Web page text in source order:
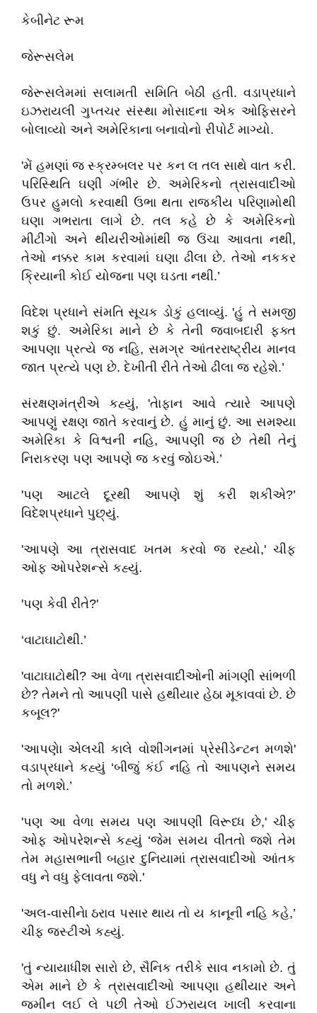
કેબીનેટ રૂમ
જેરૂસલેમ
જેરૂસલેમમાં સલામતી સમિતિ બેઠી હતી. વડાપ્રધાને
ઇઝરાયલી ગુપ્તચર સંસ્થા મોસાદના એક ઓફિસરને
બોલાવ્યો અને અમેરિકાના બનાવોનો રીપોર્ટ માગ્યો.
'મેં હમણાં જ સ્ક્રમ્બલર પર કન લ તલ સાથે વાત કરી.
પરિસ્થિતિ ઘણી ગંભીર છે. અમેરિકનો ત્રાસવાદીઓ
ઉપર હુમલો કરવાથી ઉભા થતા રાજકીય પરિણામોથી
ઘણા ગભરાતા લાગે છે. તલ કહે છે કે અમેરિકનો
મીટીંગો અને થીયરીઓમાંથી જ ઉંચા આવતા નથી,
તેઓ નક્કર કામ કરવામાં ઘણા ઢીલા છે. તેઓ નકકર
ક્રિયાની કોઈ યોજના પણ ઘડતા નથી.’
વિદેશ પ્રધાને સંમતિ સૂચક ડોકું હલાવ્યું. 'હું તે સમજી
શકું છું. અમેરિકા માને છે કે તેની જવાબદારી ફક્ત
આપણા પ્રત્યે જ નહિ, સમગ્ર આંતરરાષ્ટ્રીય માનવ
જાત પ્રત્યે પણ છે. દેખીતી રીતે તેઓ ઢીલા જ રહેશે.’
સંરક્ષણમંત્રીએ કહ્યું, 'તેાફાન આવે ત્યારે આપણે
આપણું રક્ષણ જાતે કરવાનું છે. હું માનું છું. આ સમશ્યા
અમેરિકા કે વિશ્વની નહિ, આપણી જ છે તેથી તેનું
નિરાકરણ પણ આપણે જ કરવું જોઇએ.’
'પણ આટલે દૂરથી આપણે શું કરી શકીએ?’
વિદેશપ્રધાને પુછ્યું.
'આપણે આ ત્રાસવાદ ખતમ કરવો જ રહ્યો,' ચીફ
ઓફ ઓપરેશન્સે કહ્યું.
'પણ ‌કેવી રીતે?'
‘વાટાઘાટોથી.’
'વાટાઘાટોથી? આ વેળા ત્રાસવાદીઓની માંગણી સાંભળી
છે? તેમને તો આપણી પાસે હથીયાર હેઠા મૂકાવવાં છે. છે
કબૂલ?'
'આપણેા એલચી કાલે વોશીંગનમાં પ્રેસીડેન્ટન મળશે'
વડાપ્રધાને કહ્યું ‘બીજું કંઈ નહિ તો આપણને સમય
તો મળશે.’
'પણ આ વેળા સમય પણ આપણી વિરૂધ્ધ છે,' ચીફ
ઓફ ઓપરેશન્સે કહ્યું ‘જેમ સમય વીતતો જશે તેમ
તેમ મહાસભાની બહાર દુનિયામાં ત્રાસવાદીઓ આંતક
વધુ ને વધુ ફેલાવતા જશે.'
'અલ-વાસીનેા ઠરાવ પસાર થાય તો ય કાનૂની નહિ કહે,’
ચીફ જસ્ટીએ કહ્યું.
'તું ન્યાયાધીશ સારો છે, સૈનિક તરીકે સાવ નકામો છે. તું
એમ માને છે કે ત્રાસવાદીઓ આપણા હથીયાર અને
જમીન લઈ લે પછી તેઓ ઈઝરાયલ ખાલી કરવાના